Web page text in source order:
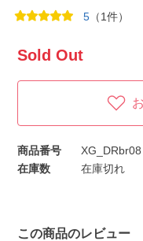
5 （1件）
Sold Out
商品番号
XG_DRbr08
在庫数
在庫切れ
この商品のレビュー